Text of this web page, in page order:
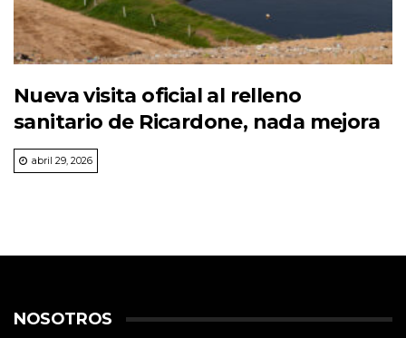
Nueva visita oficial al relleno
sanitario de Ricardone, nada mejora
abril 29, 2026
NOSOTROS